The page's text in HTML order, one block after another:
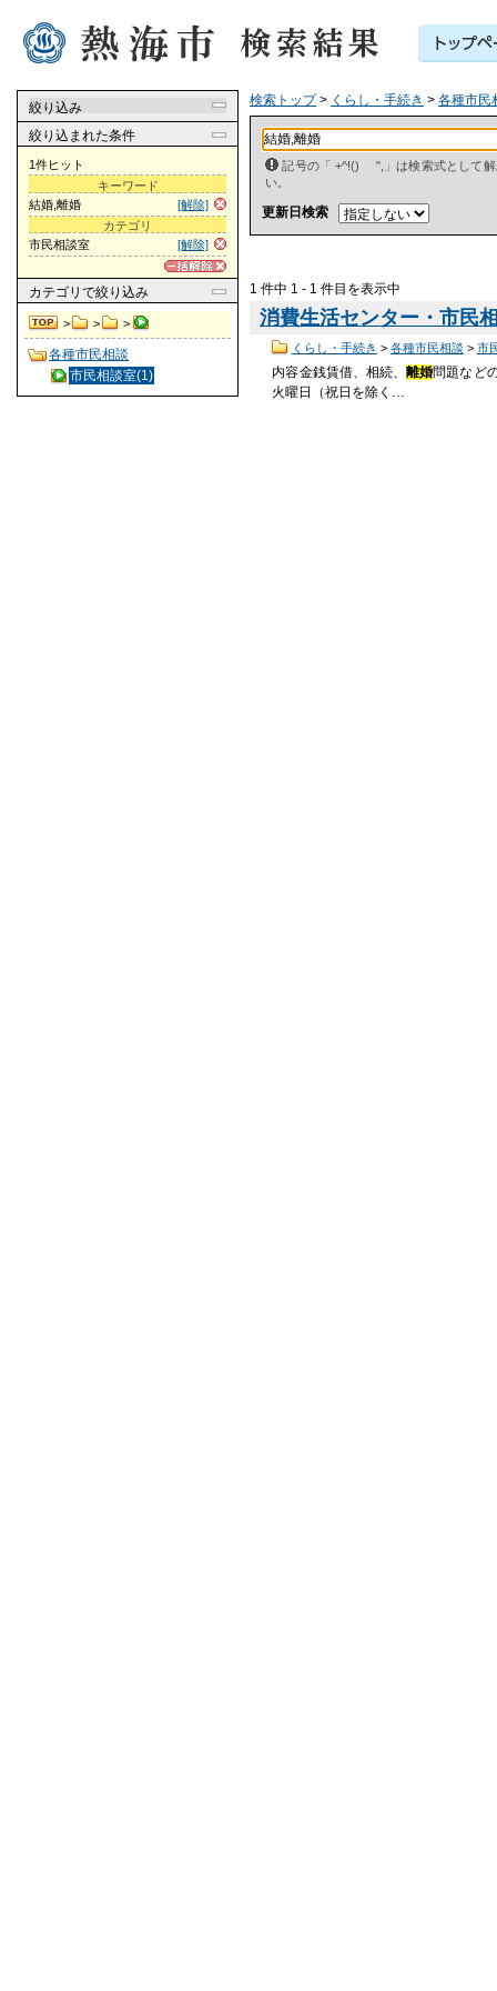
絞り込み
絞り込まれた条件
1件ヒット
キーワード
[解除]
結婚,離婚
カテゴリ
[解除]
市民相談室
カテゴリ で絞り込み
> > >
各種市民相談
市民相談室(1)
検索トップ> くらし・手続き > 各種市民
記号の「 +^!() ",」は検索式として解
い。
更新日検索
1 件中 1 - 1 件目を表示中
消費生活センター・市民
くらし・手続き > 各種市民相談> 市
内容金銭賃借、相続、離婚問題など
火曜日（祝日を除く…